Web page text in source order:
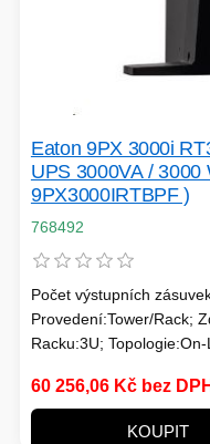
Eaton 9PX 3000i
UPS 3000VA / 3000
9PX3000IRTBPF )
768492
Počet výstupních
Provedení:Tower/Rack;
Racku:3U;
Prodloužení záložního
60 256,06 Kč bez DPH
KOUPIT